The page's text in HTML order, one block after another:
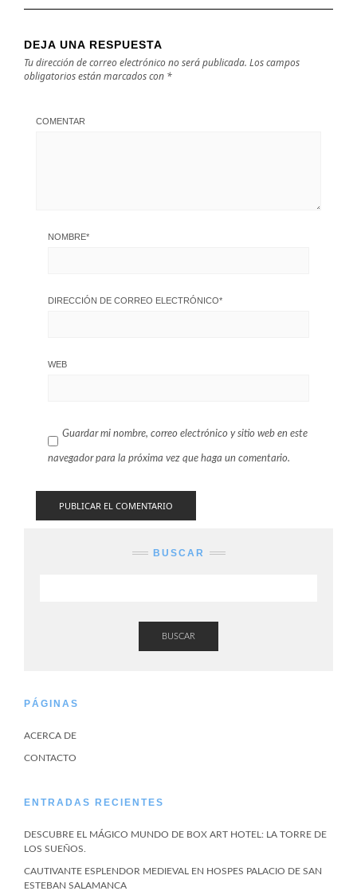
DEJA UNA RESPUESTA
Tu dirección de correo electrónico no será publicada. Los campos
obligatorios están marcados con *
COMENTAR
NOMBRE*
DIRECCIÓN DE CORREO ELECTRÓNICO*
WEB
Guardar mi nombre, correo electrónico y sitio web en este
navegador para la próxima vez que haga un comentario.
BUSCAR
BUSCAR
PÁGINAS
ACERCA DE
CONTACTO
ENTRADAS RECIENTES
DESCUBRE EL MÁGICO MUNDO DE BOX ART HOTEL: LA TORRE DE
LOS SUEÑOS.
CAUTIVANTE ESPLENDOR MEDIEVAL EN HOSPES PALACIO DE SAN
ESTEBAN SALAMANCA